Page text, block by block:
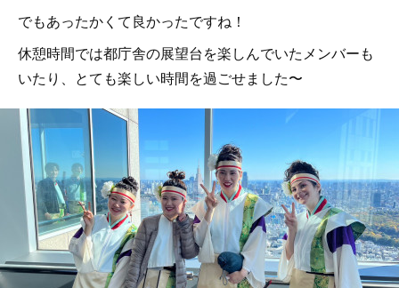
でもあったかくて良かったですね！
休憩時間では都庁舎の展望台を楽しんでいたメンバーも
いたり、とても楽しい時間を過ごせました〜